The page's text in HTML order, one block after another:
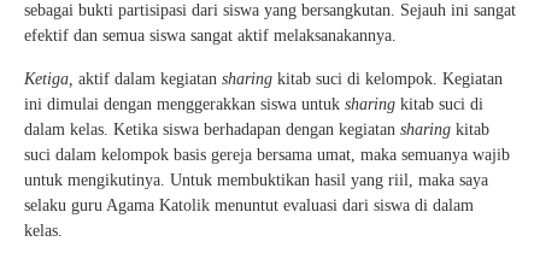
sebagai bukti partisipasi dari siswa yang bersangkutan. Sejauh ini sangat
efektif dan semua siswa sangat aktif melaksanakannya.
Ketiga, aktif dalam kegiatan sharing kitab suci di kelompok. Kegiatan
ini dimulai dengan menggerakkan siswa untuk sharing kitab suci di
dalam kelas. Ketika siswa berhadapan dengan kegiatan sharing kitab
suci dalam kelompok basis gereja bersama umat, maka semuanya wajib
untuk mengikutinya. Untuk membuktikan hasil yang riil, maka saya
selaku guru Agama Katolik menuntut evaluasi dari siswa di dalam
kelas.